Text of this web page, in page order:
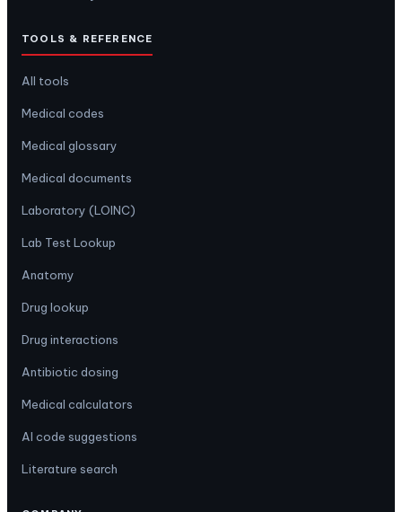
TOOLS & REFERENCE
All tools
Medical codes
Medical glossary
Medical documents
Laboratory (LOINC)
Lab Test Lookup
Anatomy
Drug lookup
Drug interactions
Antibiotic dosing
Medical calculators
AI code suggestions
Literature search